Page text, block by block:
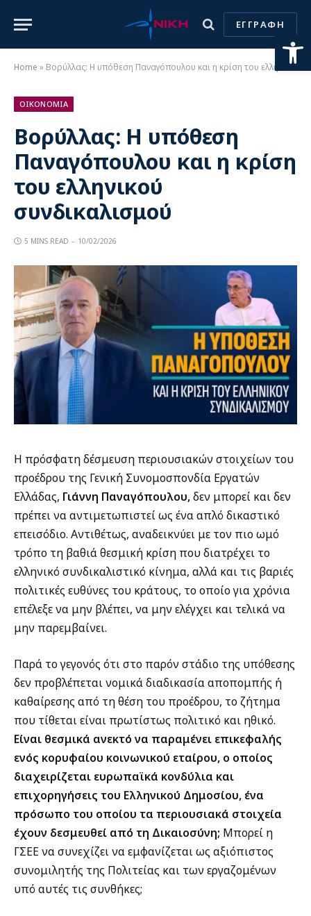
ΕΓΓΡΑΦΗ
Home » Βορύλλας: Η υπόθεση Παναγόπουλου και η κρίση του ελληνικού συνδικαλισμού
ΟΙΚΟΝΟΜΙΑ
Βορύλλας: Η υπόθεση
Παναγόπουλου και η κρίση
του ελληνικού
συνδικαλισμού
5 MINS READ 10/02/2026
Η πρόσφατη δέσμευση περιουσιακών στοιχείων του
προέδρου της Γενική Συνομοσπονδία Εργατών
Ελλάδας, Γιάννη Παναγόπουλου,δεν μπορεί και δεν
πρέπει να αντιμετωπιστεί ως ένα απλό δικαστικό
επεισόδιο. Αντιθέτως, αναδεικνύει με τον πιο ωμό
τρόπο τη βαθιά θεσμική κρίση που διατρέχει το
ελληνικό συνδικαλιστικό κίνημα, αλλά και τις βαριές
πολιτικές ευθύνες του κράτους, το οποίο για χρόνια
επέλεξε να μην βλέπει, να μην ελέγχει και τελικά να
μην παρεμβαίνει.
Παρά το γεγονός ότι στο παρόν στάδιο της υπόθεσης
δεν προβλέπεται νομικά διαδικασία αποπομπής ή
καθαίρεσης από τη θέση του προέδρου, το ζήτημα
που τίθεται είναι πρωτίστως πολιτικό και ηθικό.
Είναι θεσμικά ανεκτό να παραμένει επικεφαλής
ενός κορυφαίου κοινωνικού εταίρου, ο οποίος
διαχειρίζεται ευρωπαϊκά κονδύλια και
επιχορηγήσεις του Ελληνικού Δημοσίου, ένα
πρόσωπο του οποίου τα περιουσιακά στοιχεία
έχουν δεσμευθεί από τη Δικαιοσύνη; Μπορεί η
ΓΣΕΕ να συνεχίζει να εμφανίζεται ως αξιόπιστος
συνομιλητής της Πολιτείας και των εργαζομένων
υπό αυτές τις συνθήκες;